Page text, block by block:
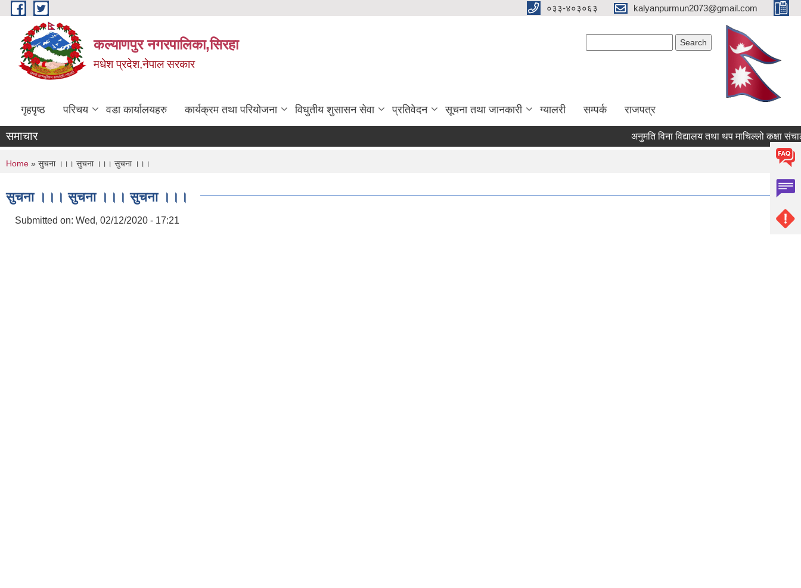
Skip to main content ०३३-४०३०६३ kalyanpurmun2073@gmail.com
कल्याणपुर नगरपालिका,सिरहा
मधेश प्रदेश,नेपाल सरकार
गृहपृष्ठ परिचय वडा कार्यालयहरु कार्यक्रम तथा परियोजना विधुतीय शुसासन सेवा प्रतिवेदन सूचना तथा जानकारी ग्यालरी सम्पर्क राजपत्र
समाचार अनुमति विना विद्यालय तथा थप माचिल्लो कक्षा संचालन
You are here
Home » सुचना ।।। सुचना ।।। सुचना ।।।
सुचना ।।। सुचना ।।। सुचना ।।।
Submitted on: Wed, 02/12/2020 - 17:21